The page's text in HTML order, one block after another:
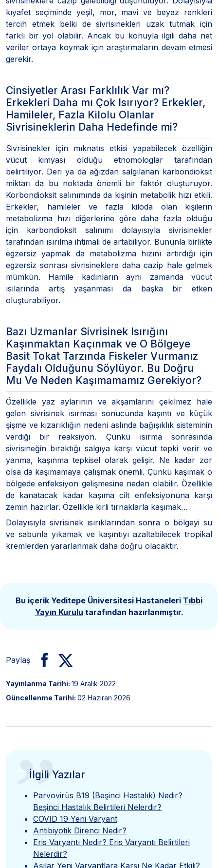
kıyafet seçiminde yeşil, mor, mavi ve beyaz renkleri
tercih etmek belki de sivrisinekleri uzak tutmak için
farklı bir yol olabilir. Ancak bu konuyla ilgili daha net
veriler ortaya koymak için araştırmaların devam etmesi
gerekir.
Cinsiyetler Arası Farklılık Var mı?
Erkekleri Daha mı Çok Isırıyor? Erkekler,
Hamileler, Fazla Kilolu Olanlar
Sivrisineklerin Daha Hedefinde mi?
Sivrisinekler için mıknatıs etkisi yapabilecek özelliğin
vücut kimyası olduğu etnomologlar tarafından
belirtiliyor. Deri ya da ağızdan salgılanan karbondioksit
miktarı da bu noktada önemli bir faktör oluşturuyor.
Korbondioksit salınımında da kişinin metabolik hızı etkili.
Erkekler, hamileler ve fazla kiloda olan kişilerin
metabolizma hızı diğerlerine göre daha fazla olduğu
için karbondioksit salınımı dolayısıyla sivrisinekler
tarafından ısırılma ihtimali de artabiliyor. Bununla birlikte
egzersiz yapmak da metabolizma hızını artırdığı için
egzersiz sonrası sivrisineklere daha cazip hale gelmek
mümkün. Hamile kadınların aynı zamanda vücut
ısılarında artış yaşanması da başka bir etken
oluşturabiliyor.
Bazı Uzmanlar Sivrisinek Isırığını
Kaşınmaktan Kaçınmak ve O Bölgeye
Basit Tokat Tarzında Fiskeler Vurmanız
Faydalı Olduğunu Söylüyor. Bu Doğru
Mu Ve Neden Kaşımamamız Gerekiyor?
Özellikle yaz aylarının ve akşamlarını çekilmez hale
gelen sivrisinek ısırması sonucunda kaşıntı ve küçük
şişme ve kızarıklığın nedeni aslında bağışıklık sisteminin
verdiği bir reaksiyon. Çünkü ısırma sonrasında
sivrisineğin bıraktığı salgıya karşı vücut tepki verir ve
yanma, kaşınma tepkisel olarak gelişir. Ne kadar zor
olsa da kaşımamaya çalışmak önemli. Çünkü kaşımak o
bölgede enfeksiyon gelişmesine neden olabilir. Özellikle
de kanatacak kadar kaşıma cilt enfeksiyonuna karşı
zemin hazırlar. Özellikle kirli tırnaklarla kaşımak…
Dolayısıyla sivrisinek ısırıklarından sonra o bölgeyi su
ve sabunla yıkamak ve kaşıntıyı azaltabilecek tropikal
kremlerden yararlanmak daha doğru olacaktır.
Bu içerik Yeditepe Üniversitesi Hastaneleri Tıbbi
Yayın Kurulu tarafından hazırlanmıştır.
Paylaş
Yayınlanma Tarihi: 19 Aralık 2022
Güncellenme Tarihi: 02 Haziran 2026
”
İlgili Yazılar
Parvovirüs B19 (Beşinci Hastalık) Nedir?
Beşinci Hastalık Belirtileri Nelerdir?
COVID 19 Yeni Varyant
Antibiyotik Direnci Nedir?
Eris Varyantı Nedir? Eris Varyantı Belirtileri
Nelerdir?
Aşılar Yeni Varyantlara Karşı Ne Kadar Etkili?